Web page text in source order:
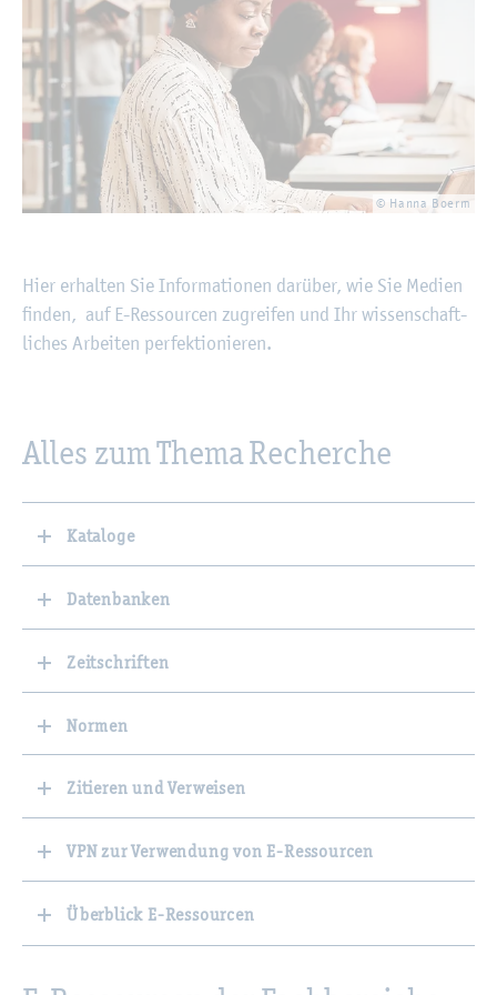
© Hanna Boerm
Hier er­hal­ten Sie In­for­ma­tio­nen dar­über, wie Sie Me­di­en
fin­den, auf E-Res­sour­cen zu­grei­fen und Ihr wis­sen­schaft­
li­ches Ar­bei­ten per­fek­tio­nie­ren.
Alles zum Thema Re­cher­che
Kataloge
Datenbanken
Zeitschriften
Normen
Zitieren und Verweisen
VPN zur Verwendung von E-Ressourcen
Überblick E-Ressourcen